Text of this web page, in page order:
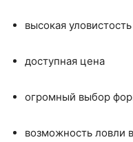
высокая уловистость
доступная цена
огромный выбор
возможность ловли